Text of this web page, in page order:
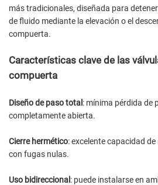
más tradicionales, diseñada para
de fluido mediante la elevación o el
compuerta.
Características clave de las
compuerta
Diseño de paso total : mínima pérdida de
completamente abierta.
Cierre hermético: excelente capacidad
con fugas nulas.
Uso bidireccional : puede instalarse en